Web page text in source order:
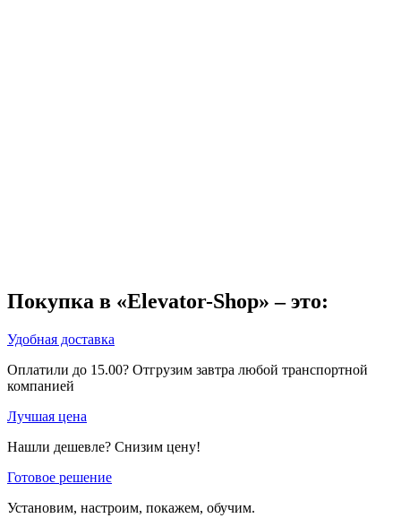
Покупка в «Elevator-Shop» – это:
Удобная доставка
Оплатили до 15.00? Отгрузим завтра любой транспортной
компанией
Лучшая цена
Нашли дешевле? Снизим цену!
Готовое решение
Установим, настроим, покажем, обучим.